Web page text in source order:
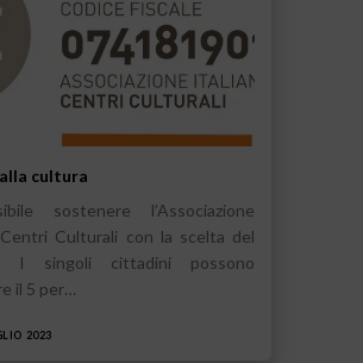
cultura
sostenere l’Associazione
Culturali con la scelta del
I singoli cittadini possono
il 5 per…
2023